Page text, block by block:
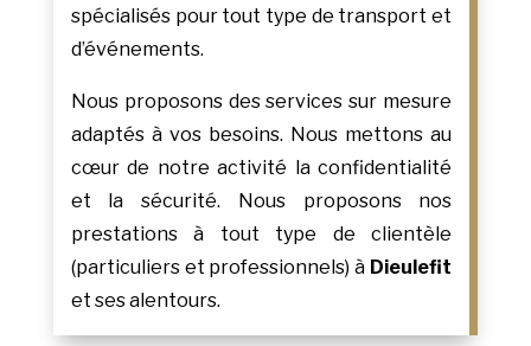
spécialisés pour tout type de transport et
d’événements.
Nous proposons des services sur mesure
adaptés à vos besoins. Nous mettons au
cœur de notre activité la confidentialité
et la sécurité. Nous proposons nos
prestations à tout type de clientèle
(particuliers et professionnels) à Dieulefit
et ses alentours.